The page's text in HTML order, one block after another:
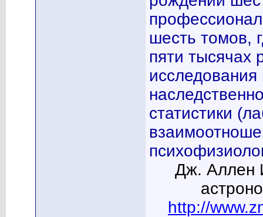
шесть томов,
пяти тысячах
статистики
Дж. Аллен
http://